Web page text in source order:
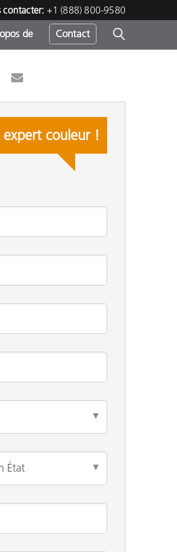
contacter: +1 (888) 800-9580
de Contact
expert couleur !